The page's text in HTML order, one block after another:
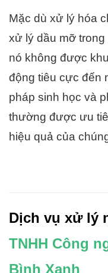
Mặc dù xử lý hóa
xử lý dầu mỡ
nó không được
động tiêu cực đến
pháp sinh học và
thường được ưu
hiệu quả của
Dịch vụ xử lý
TNHH Công
Bình Xanh